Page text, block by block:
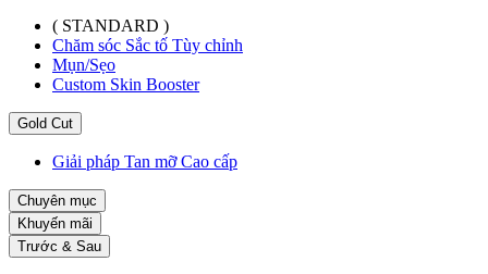
( STANDARD )
Chăm sóc Sắc tố Tùy chỉnh
Mụn/Sẹo
Custom Skin Booster
Gold Cut
Giải pháp Tan mỡ Cao cấp
Chuyên mục
Khuyến mãi
Trước & Sau